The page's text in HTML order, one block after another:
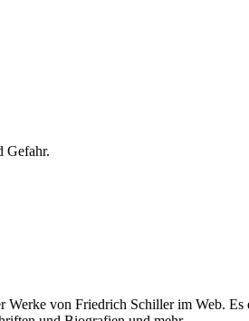
Gefahr.
Werke von Friedrich Schiller im Web.